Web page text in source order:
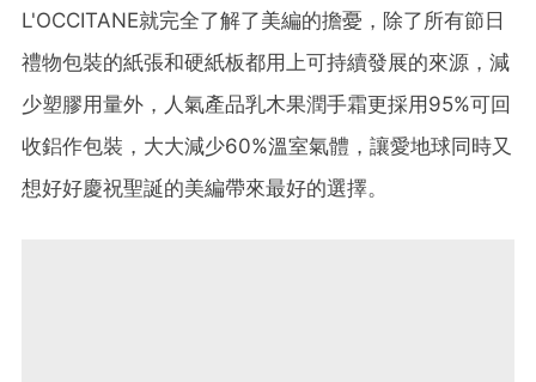
L'OCCITANE就完全了解了美編的擔憂，除了所有節日
禮物包裝的紙張和硬紙板都用上可持續發展的來源，減
少塑膠用量外，人氣產品乳木果潤手霜更採用95%可回
收鋁作包裝，大大減少60%溫室氣體，讓愛地球同時又
想好好慶祝聖誕的美編帶來最好的選擇。